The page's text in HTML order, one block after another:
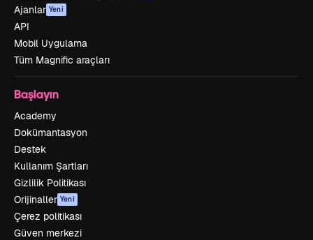
Ajanlar Yeni
API
Mobil Uygulama
Tüm Magnific araçları
Başlayın
Academy
Dokümantasyon
Destek
Kullanım Şartları
Gizlilik Politikası
Orijinaller Yeni
Çerez politikası
Güven merkezi